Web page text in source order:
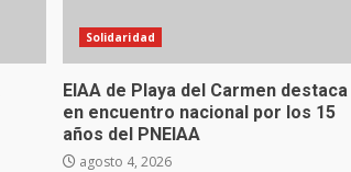
Solidaridad
EIAA de Playa del Carmen destaca
en encuentro nacional por los 15
años del PNEIAA
agosto 4, 2026